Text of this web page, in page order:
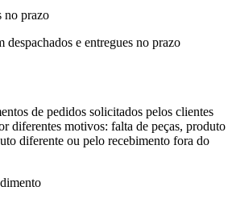
no prazo
despachados e entregues no prazo
de pedidos solicitados pelos clientes
diferentes motivos: falta de peças, produto
diferente ou pelo recebimento fora do